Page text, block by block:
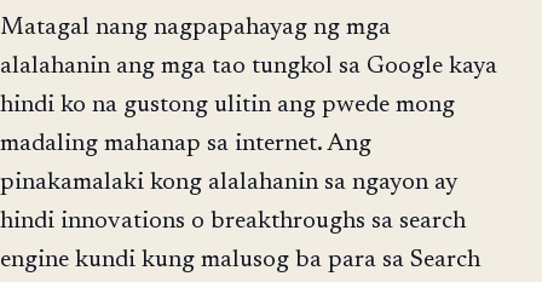
Matagal nang nagpapahayag ng mga
alalahanin ang mga tao tungkol sa Google kaya
hindi ko na gustong ulitin ang pwede mong
madaling mahanap sa internet. Ang
pinakamalaki kong alalahanin sa ngayon ay
hindi innovations o breakthroughs sa search
engine kundi kung malusog ba para sa Search